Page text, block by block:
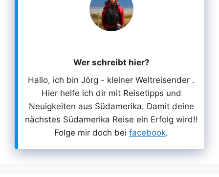
Wer schreibt hier?
Hallo, ich bin Jörg - kleiner Weltreisender .
Hier helfe ich dir mit Reisetipps und
Neuigkeiten aus Südamerika. Damit deine
nächstes Südamerika Reise ein Erfolg wird!!
Folge mir doch bei facebook.